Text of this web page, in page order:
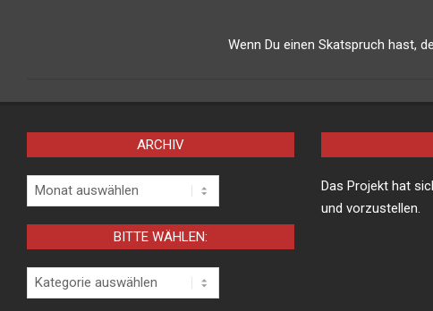
Wenn Du einen Skatspruch hast,
ARCHIV
Archiv
BITTE WÄHLEN:
Bitte
wählen:
Das Projekt hat
und vorzustellen.